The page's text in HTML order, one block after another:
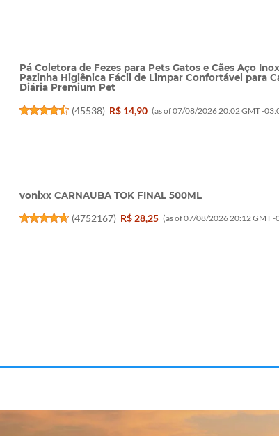
Pá Coletora de Fezes para Pets Gatos e Cães Aço
Pazinha Higiênica Fácil de Limpar Confortável para
Diária Premium Pet
(45538) R$ 14,90 (as of 07/08/2026 20:02 GMT -
vonixx CARNAUBA TOK FINAL 500ML
(4752167) R$ 28,25 (as of 07/08/2026 20:12 GMT -